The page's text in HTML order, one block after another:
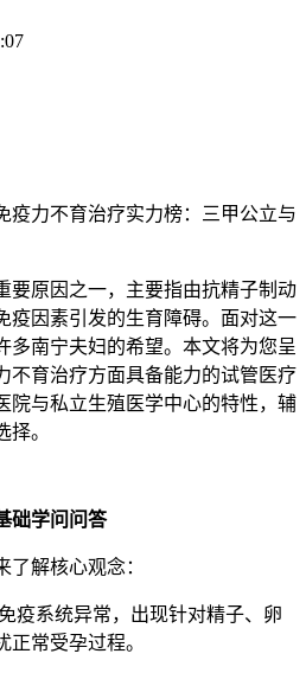
疫力不育治疗实力榜：三甲公立与
要原因之一，主要指由抗精子制动
疫因素引发的生育障碍。面对这一
多南宁夫妇的希望。本文将为您呈
不育治疗方面具备能力的试管医疗
院与私立生殖医学中心的特性，辅
。
础学问问答
解核心观念：
疫系统异常，出现针对精子、卵
常受孕过程。